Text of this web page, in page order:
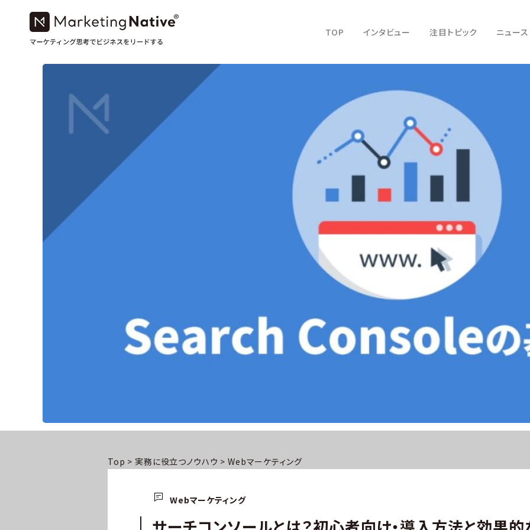
TOP インタビュー 注目トピック ニュース
Top > 実務に役立つノウハウ > Webマーケティング
Webマーケティング